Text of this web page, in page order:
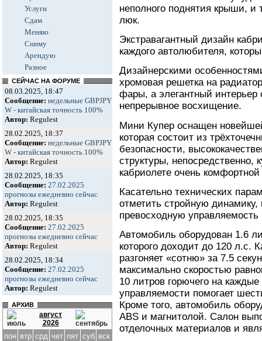
Услуги
Сдам
Меняю
Сниму
Арендую
Разное
СЕЙЧАС НА ФОРУМЕ
08.03.2025, 18:47
Сообщение: недельные GBPJPY
W - китайская точность 100%
Автор: Regulest
28.02.2025, 18:37
Сообщение: недельные GBPJPY
W - китайская точность 100%
Автор: Regulest
28.02.2025, 18:35
Сообщение: 27.02.2025
прогнозы ежедневно сейчас
Автор: Regulest
28.02.2025, 18:35
Сообщение: 27.02.2025
прогнозы ежедневно сейчас
Автор: Regulest
28.02.2025, 18:34
Сообщение: 27.02.2025
прогнозы ежедневно сейчас
Автор: Regulest
АРХИВ
август
2026
пон втр срд чет пят суб вск
неполного поднятия крыши, и
люк.
Экстравагантный дизайн
каждого автолюбителя,
Дизайнерскими
хромовая решетка на
фары, а элегантный интерьер
непрерывное восхищение.
Мини Купер оснащен
которая состоит из
безопасности,
структуры, непосредственно,
кабриолете очень
Касательно технических
отметить стройную
превосходную управляемость
Автомобиль оборудован 1.6
которого доходит до 120 л.с.
разгоняет «сотню» за 7.5
максимально скоростью
10 литров горючего на
управляемости помогает
Кроме того, автомобиль
ABS и магнитолой. Салон
отделочных материалов и